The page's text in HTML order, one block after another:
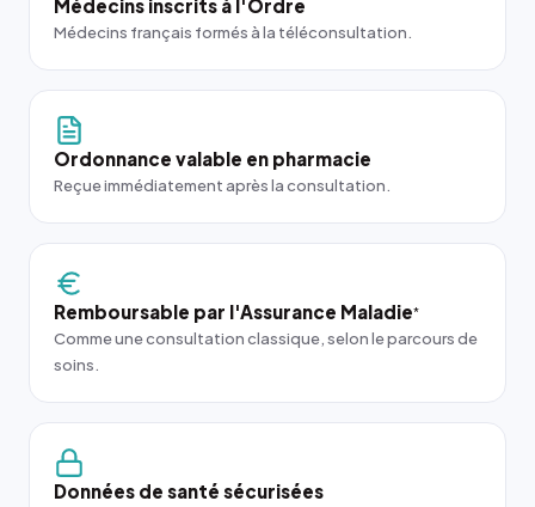
Médecins inscrits à l'Ordre
Médecins français formés à la téléconsultation.
Ordonnance valable en pharmacie
Reçue immédiatement après la consultation.
Remboursable par l'Assurance Maladie*
Comme une consultation classique, selon le parcours de
soins.
Données de santé sécurisées